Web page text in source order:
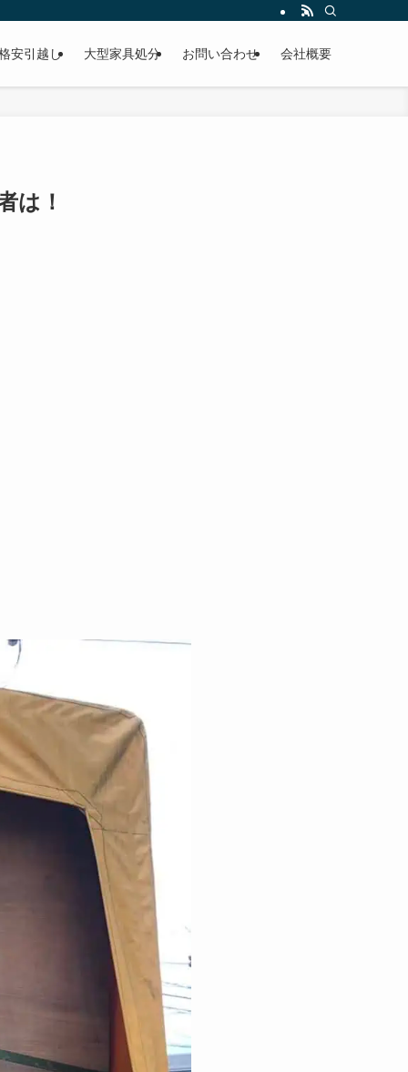
安引越し 大型家具処分 お問い合わせ 会社概要
は！